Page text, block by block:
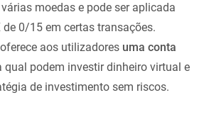
moedas e pode ser aplicada
de 0/15 em certas transações.
aos utilizadores uma conta
qual podem investir dinheiro virtual e
de investimento sem riscos.